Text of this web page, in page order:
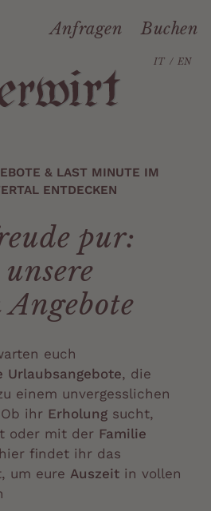
Anfragen Buchen
IT EN
& LAST MINUTE IM
ENTDECKEN
pur:
euch
Urlaubsangebote, die
einem unvergesslichen
ihr Erholung sucht,
oder mit der Familie
findet ihr das
um eure Auszeit in vollen